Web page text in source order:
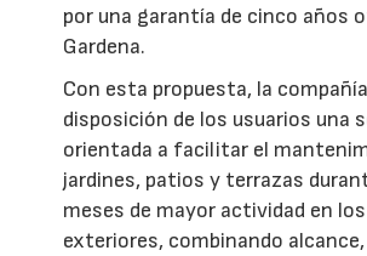
por una garantía de cinco años
Gardena.
Con esta propuesta, la
disposición de los usuarios una
orientada a facilitar el
jardines, patios y terrazas
meses de mayor actividad en
exteriores, combinando